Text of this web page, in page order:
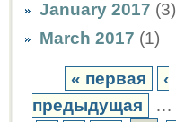
January 2017 (3)
March 2017 (1)
« первая
‹
предыдущая
…